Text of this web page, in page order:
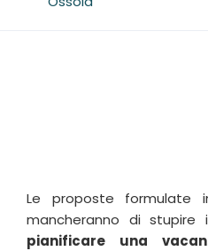
Le proposte formulate
mancheranno di stupire
pianificare una